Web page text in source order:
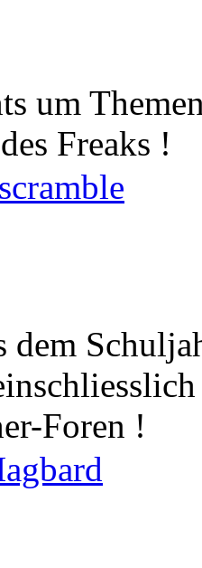
um
Freaks !
scramble
dem
Foren !